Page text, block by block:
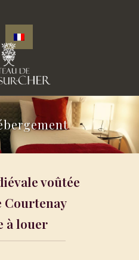
voûtée
Courtenay
à louer